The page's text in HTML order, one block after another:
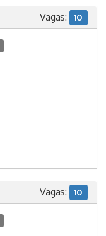
Vagas: 10
Vagas: 10